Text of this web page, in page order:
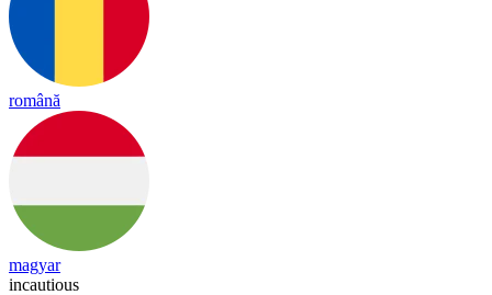
română
magyar
incautious